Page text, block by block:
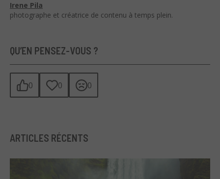
Irene Pila
photographe et créatrice de contenu à temps plein.
QU’EN PENSEZ-VOUS ?
0 0 0
ARTICLES RÉCENTS